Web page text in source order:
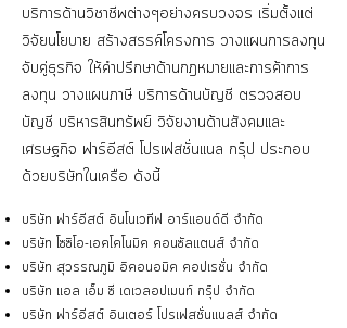
บริการด้านวิชาชีพต่างๆอย่างครบวงจร เริ่มตั้งแต่
วิจัยนโยบาย สร้างสรรค์โครงการ วางแผนการลงทุน
จับคู่ธุรกิจ ให้คำปรึกษาด้านกฎหมายและการค้าการ
ลงทุน วางแผนภาษี บริการด้านบัญชี ตรวจสอบ
บัญชี บริหารสินทรัพย์ วิจัยงานด้านสังคมและ
เศรษฐกิจ ฟาร์อีสต์ โปรเฟสชั่นแนล กรุ๊ป ประกอบ
ด้วยบริษัทในเครือ ดังนี้
บริษัท ฟาร์อีสต์ อินโนเวทีฟ อาร์แอนด์ดี จำกัด
บริษัท โซซิโอ-เอคโคโนมิค คอนซัลแตนส์ จำกัด
บริษัท สุวรรณภูมิ อิคอนอมิค คอปเรชั่น จำกัด
บริษัท แอล เอ็ม ซี เดเวลอปเมนท์ กรุ๊ป จำกัด
บริษัท ฟาร์อีสต์ อินเตอร์ โปรเฟสชั่นแนลส์ จำกัด